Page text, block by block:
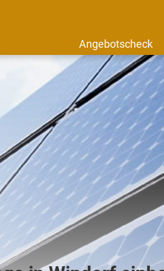
Angebotscheck